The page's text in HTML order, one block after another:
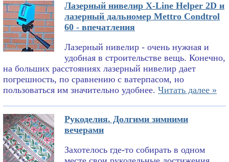
Лазерный нивелир X-Line Helper 2D и
лазерный дальномер Mettro Condtrol
60 - впечатления
Лазерный нивелир - очень нужная и
удобная в строительстве вещь. Конечно,
на больших расстояниях лазерный нивелир дает
погрешность, по сравнению с ватерпасом, но
пользоваться им значительно удобнее. Читать далее »
Рукоделия. Долгими зимними
вечерами
Захотелось где-то собирать в одном